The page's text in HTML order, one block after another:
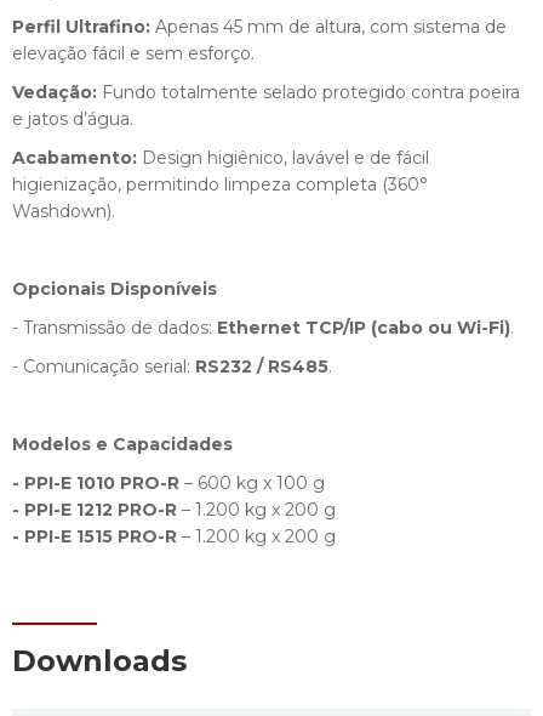
Perfil Ultrafino: Apenas 45 mm de altura, com sistema de
elevação fácil e sem esforço.
Vedação: Fundo totalmente selado protegido contra poeira
e jatos d’água.
Acabamento: Design higiênico, lavável e de fácil
higienização, permitindo limpeza completa (360°
Washdown).
Opcionais Disponíveis
- Transmissão de dados: Ethernet TCP/IP (cabo ou Wi-Fi).
- Comunicação serial: RS232 / RS485.
Modelos e Capacidades
- PPI-E 1010 PRO-R – 600 kg x 100 g
- PPI-E 1212 PRO-R – 1.200 kg x 200 g
- PPI-E 1515 PRO-R – 1.200 kg x 200 g
Downloads